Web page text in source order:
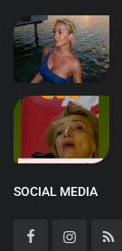
SOCIAL MEDIA